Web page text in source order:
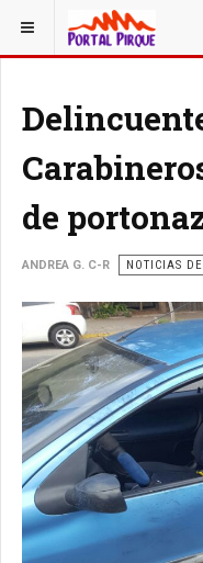
ESTÁ AQUÍ: NOTICIAS
de
ANDREA G. C-R NOTICIAS